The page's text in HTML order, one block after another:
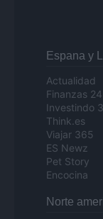
Espana y
Actualidad
Finanzas 24
Investindo
Think.es
Viajar 365
ES Newz
Pet Story
Encocina
Norte